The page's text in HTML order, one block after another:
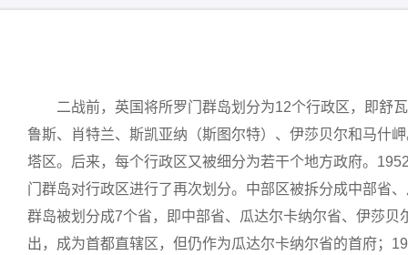
二战前，英国将所罗门群岛划分为12个行政区，即舒
鲁斯、肖特兰、斯凯亚纳（斯图尔特）、伊莎贝尔和马什
塔区。后来，每个行政区又被细分为若干个地方政府。
门群岛对行政区进行了再次划分。中部区被拆分成中部省
群岛被划分成7个省，即中部省、瓜达尔卡纳尔省、伊莎
出，成为首都直辖区，但仍作为瓜达尔卡纳尔省的首府；